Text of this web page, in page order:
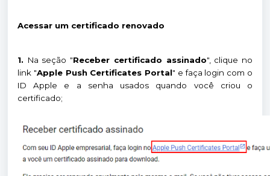
Acessar um certificado renovado
1. Na seção "Receber certificado assinado", clique no
link "Apple Push Certificates Portal" e faça login com o
ID Apple e a senha usados quando você criou o
certificado;